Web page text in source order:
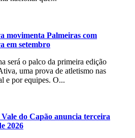
movimenta Palmeiras com
em setembro
será o palco da primeira edição
uma prova de atletismo nas
e por equipes. O...
do Capão anuncia terceira
2026